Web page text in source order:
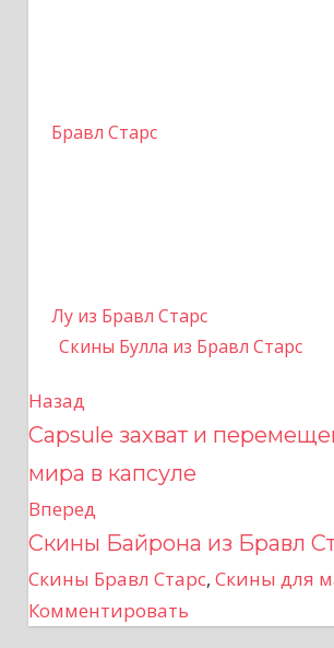
Бравл Старс
Лу из Бравл Старс
Скины Булла из Бравл Старс
Н
в
и
г
Назад
Capsule захват и
мира в капсуле
Вперед
Скины Байрона из Бравл
Скины Бравл Старс, Скины для
Комментировать